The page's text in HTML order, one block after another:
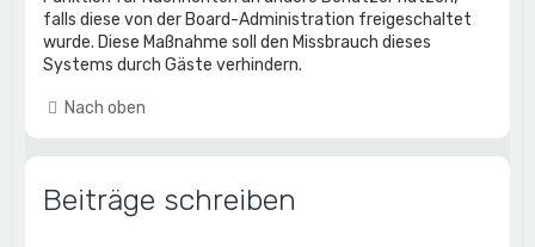
falls diese von der Board-Administration freigeschaltet
wurde. Diese Maßnahme soll den Missbrauch dieses
Systems durch Gäste verhindern.
Nach oben
Beiträge schreiben